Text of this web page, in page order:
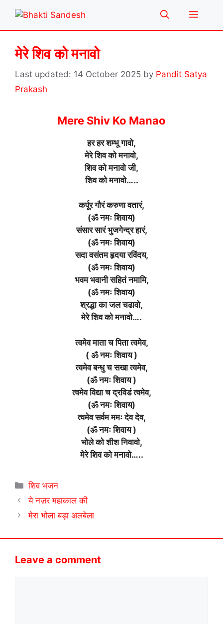
content
Menu
मेरे शिव को मनावो
14 October 2025 by Pandit Satya
Prakash
Mere Shiv Ko Manao
हर हर शम्भू गावो,
मेरे शिव को मनावो,
शिव को मनावो जी,
शिव को मनावो…..
कर्पूर गौरं करुणा वतारं,
(ॐ नमः शिवाय)
संसार सारं भुजगेन्द्र हारं,
(ॐ नमः शिवाय)
सदा वसंतम हृदया रविंदय,
(ॐ नमः शिवाय)
भवम भवानी सहितं नमामि,
(ॐ नमः शिवाय)
श्रद्धा का जल चढावो,
मेरे शिव को मनावो….
त्वमेव माता च पिता त्वमेव,
( ॐ नमः शिवाय )
त्वमेव बन्धु च सखा त्वमेव,
(ॐ नमः शिवाय )
त्वमेव विद्या च द्रविडं त्वमेव,
(ॐ नमः शिवाय)
त्वमेव सर्वम ममः देव देव,
(ॐ नमः शिवाय )
भोले को शीश निवावो,
मेरे शिव को मनावो…..
Categories
शिव भजन
ये नज़र महाकाल की
मेरा भोला बड़ा अलबेला
Leave a comment